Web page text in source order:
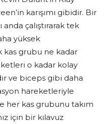
karışımı gibidir. Bir
anda çalıştırarak tek
yüksek
kas grubu ne kadar
o kadar kolay
ve biceps gibi daha
hareketleriyle
her kas grubunu takım
için bir kılavuz